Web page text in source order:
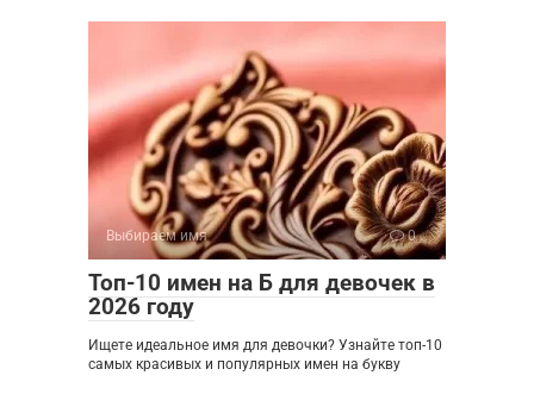
Выбираем имя 0
Топ-10 имен на Б для девочек в
2026 году
Ищете идеальное имя для девочки? Узнайте топ-10
самых красивых и популярных имен на букву